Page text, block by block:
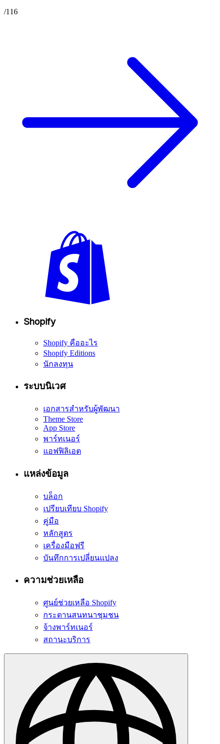
/116
Shopify
Shopify คืออะไร
Shopify Editions
นักลงทุน
ระบบนิเวศ
เอกสารสำหรับผู้พัฒนา
Theme Store
App Store
พาร์ทเนอร์
แอฟฟิลิเอต
แหล่งข้อมูล
บล็อก
เปรียบเทียบ Shopify
คู่มือ
หลักสูตร
เครื่องมือฟรี
บันทึกการเปลี่ยนแปลง
ความช่วยเหลือ
ศูนย์ช่วยเหลือ Shopify
กระดานสนทนาชุมชน
จ้างพาร์ทเนอร์
สถานะบริการ